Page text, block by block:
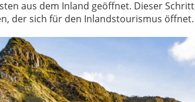
aus dem Inland geöffnet. Dieser Schritt
der sich für den Inlandstourismus öffnet.